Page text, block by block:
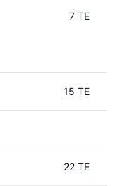
7 TE
15 TE
22 TE